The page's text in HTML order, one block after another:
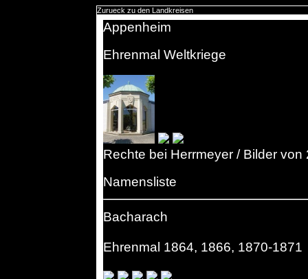
Zurueck zu den Landkreisen
Appenheim
Ehrenmal Weltkriege
Rechte bei Herrmeyer / Bilder von
Namensliste
Bacharach
Ehrenmal 1864, 1866, 1870-1871